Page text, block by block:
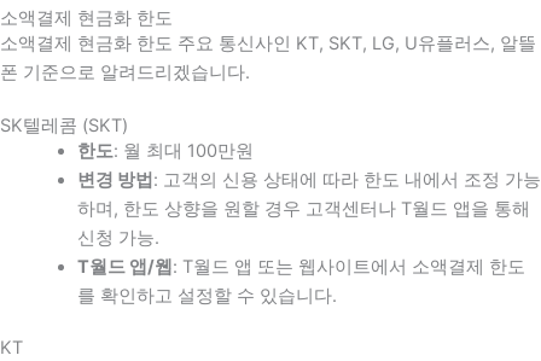
소액결제 현금화 한도
소액결제 현금화 한도 주요 통신사인 KT, SKT, LG, U유플러스, 알뜰
폰 기준으로 알려드리겠습니다.
SK텔레콤 (SKT)
한도: 월 최대 100만원
변경 방법 : 고객의 신용 상태에 따라 한도 내에서 조정 가능
하며, 한도 상향을 원할 경우 고객센터나 T월드 앱을 통해
신청 가능.
T월드 앱/웹 : T월드 앱 또는 웹사이트에서 소액결제 한도
를 확인하고 설정할 수 있습니다.
KT